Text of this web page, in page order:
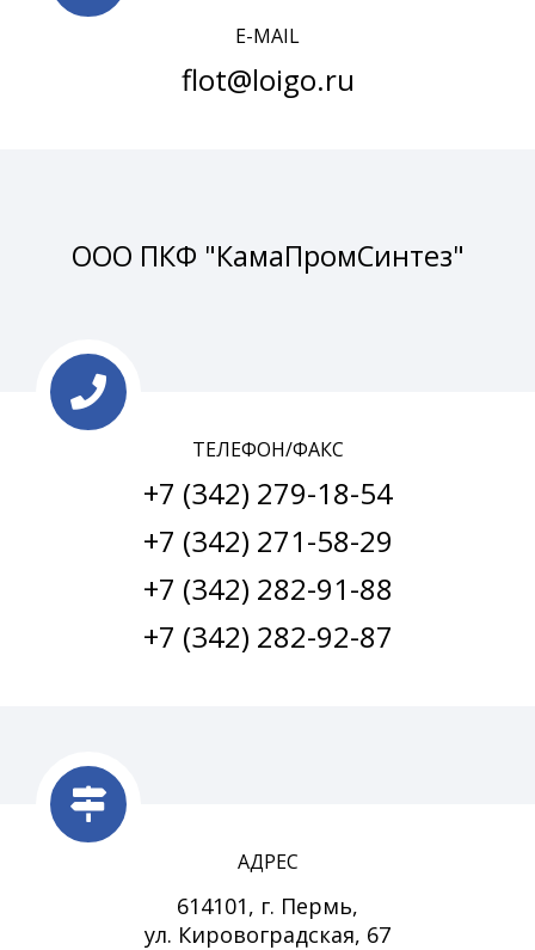
E-MAIL
flot@loigo.ru
ООО ПКФ "КамаПромСинтез"
ТЕЛЕФОН/ФАКС
+7 (342) 279-18-54
+7 (342) 271-58-29
+7 (342) 282-91-88
+7 (342) 282-92-87
АДРЕС
614101, г. Пермь,
ул. Кировоградская, 67